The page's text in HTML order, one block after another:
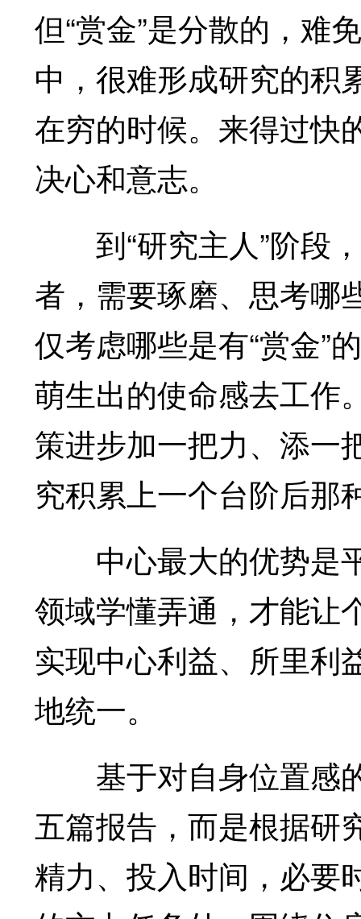
但“赏金”是分散的，难
中，很难形成研究的积
在穷的时候。来得过快
决心和意志。
到“研究主人”阶段
者，需要琢磨、思考哪
仅考虑哪些是有“赏金”
萌生出的使命感去工作
策进步加一把力、添一
究积累上一个台阶后那
中心最大的优势是
领域学懂弄通，才能让
实现中心利益、所里利
地统一。
基于对自身位置感
五篇报告，而是根据研
精力、投入时间，必要